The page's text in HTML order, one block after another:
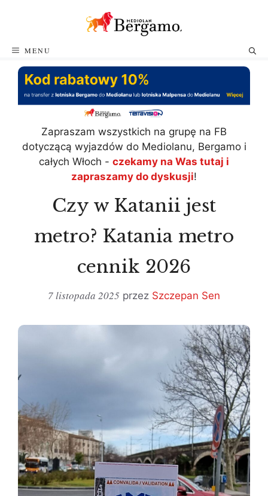
MENU
Zapraszam wszystkich na grupę na FB
dotyczącą wyjazdów do Mediolanu, Bergamo i
całych Włoch - czekamy na Was tutaj i
zapraszamy do dyskusji!
Czy w Katanii jest
metro? Katania metro
cennik 2026
7 listopada 2025 przez Szczepan Sen